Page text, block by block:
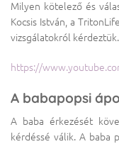
Milyen kötelező és
Kocsis István, a
vizsgálatokról kérdeztük.
https://
A babapopsi
A baba érkezését
kérdéssé válik. A baba